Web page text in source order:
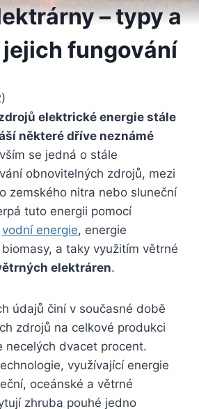
– typy a
fungování
)
elektrické energie stále
některé dříve neznámé
se jedná o stále
obnovitelných zdrojů, mezi
zemského nitra nebo sluneční
tuto energii pomocí
vodní energie, energie
a taky využitím větrné
elektráren.
údajů činí v současné době
zdrojů na celkové produkci
necelých dvacet procent.
využívající energie
oceánské a větrné
zhruba pouhé jedno